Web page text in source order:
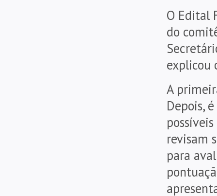
O Edital
do
explicou
A
Depois,
revisam
para